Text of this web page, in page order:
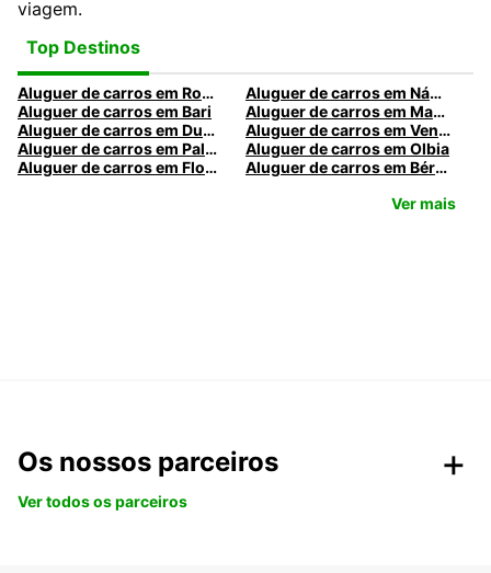
viagem.
Top Destinos
Aluguer de carros em Roma
Aluguer de carros em Nápoles
Aluguer de carros em Bari
Aluguer de carros em Madrid
Aluguer de carros em Dublin
Aluguer de carros em Veneza
Aluguer de carros em Palermo
Aluguer de carros em Olbia
Aluguer de carros em Florença
Aluguer de carros em Bérgamo
Ver mais
Os nossos parceiros
Ver todos os parceiros